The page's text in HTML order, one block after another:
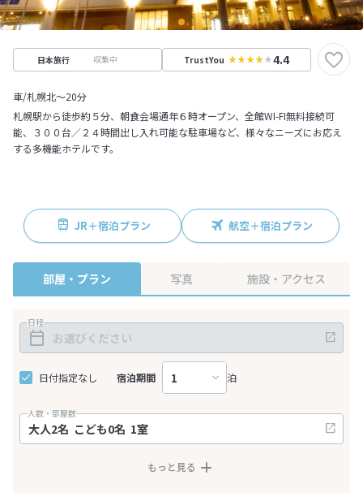
日本旅行 収集中 TrustYou 4.4
車/札幌北～20分
札幌駅から徒歩約５分、朝食会場通年６時オープン、全館WI-FI無料接続可
能、３００台／２４時間出し入れ可能な駐車場など、様々なニーズにお応え
する多機能ホテルです。
JR＋宿泊プラン 航空＋宿泊プラン
部屋・プラン 写真 施設・アクセス
日程
日付指定なし 宿泊期間 泊
人数・部屋数
もっと見る